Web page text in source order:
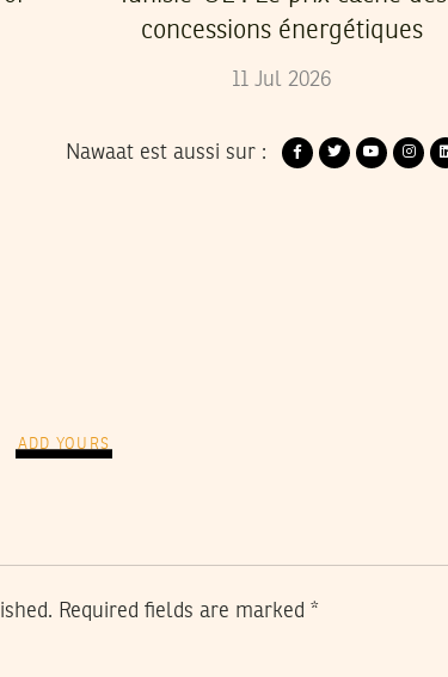
concessions énergétiques
11 Jul 2026
Nawaat est aussi sur :
ADD YOURS
Required fields are marked*